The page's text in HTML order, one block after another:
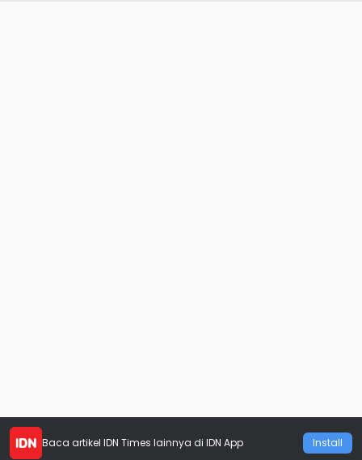
Baca artikel IDN Times lainnya di IDN App Install